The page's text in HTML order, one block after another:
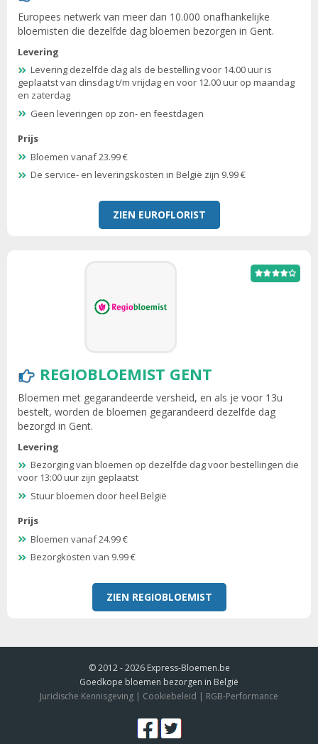
Europees netwerk van meer dan 10.000 onafhankelijke
bloemisten die dezelfde dag bloemen bezorgen in Gent.
Levering
Levering dezelfde dag als de bestelling voor 14.00 uur is
geplaatst van dinsdag t/m vrijdag en voor 12.00 uur op maandag
en zaterdag
Geen leveringen op zon- en feestdagen
Prijs
Bloemen vanaf 23.99 €
De service- en leveringskosten in België zijn 9.99 €
ZIEN EUROFLORIST
REGIOBLOEMIST GENT
Bloemen met gegarandeerde versheid, en als je voor 13u
bestelt, worden de bloemen gegarandeerd dezelfde dag
bezorgd in Gent.
Levering
Bezorging van bloemen op dezelfde dag voor bestellingen die
voor 13:00 uur zijn geplaatst
Stuur bloemen door heel België
Prijs
Bloemen vanaf 24.99 €
Bezorgkosten van 9.99 €
ZIEN REGIOBLOEMIST
© 2012 - 2026 Express-Bloemen.be
Goedkope bloemen bezorgen in België
Juridische Kennisgeving | Cookiebeleid | RGB-Performance